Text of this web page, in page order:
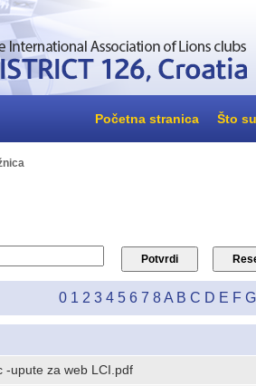
Početna stranica Što
0 1 2 3 4 5 6 7 8 A B C D E F G
-upute za web LCI.pdf